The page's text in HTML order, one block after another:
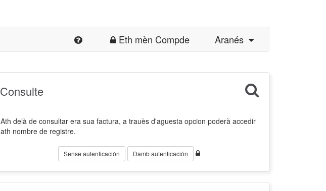
Eth mèn Compde Aranés
Consulte
Ath delà de consultar era sua factura, a trauès d'aguesta opcion poderà accedir
ath nombre de registre.
Sense autenticación Damb autenticación